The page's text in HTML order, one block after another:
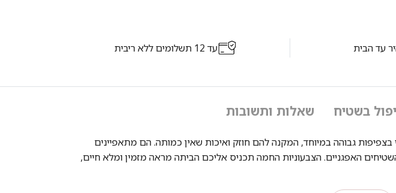
עד הבית עד 12 תשלומים ללא ריבית
בשטיח שאלות ותשובות
פרימיום אפגניים נדירים. נארגים בעבודת יד מ-100% צמר איכותי בצפיפות גבוהה במיוחד, המקנה להם חוזק ואיכות שאין כמותה. הם מתאפיינים
האפגניים. הצבעוניות החמה תכניס אליכם הביתה מראה מזמין ומלא חיים,